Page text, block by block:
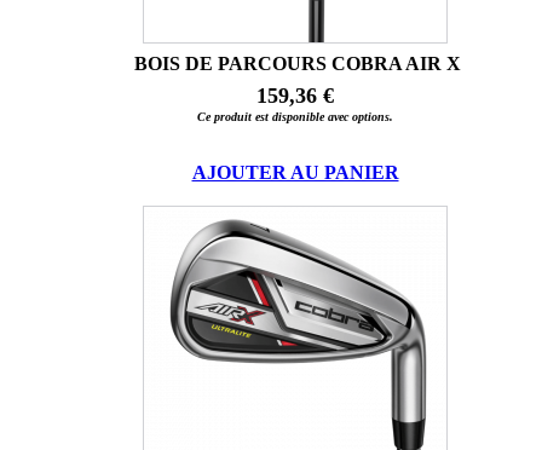
BOIS DE PARCOURS COBRA AIR X
159,36 €
Ce produit est disponible avec options.
AJOUTER AU PANIER